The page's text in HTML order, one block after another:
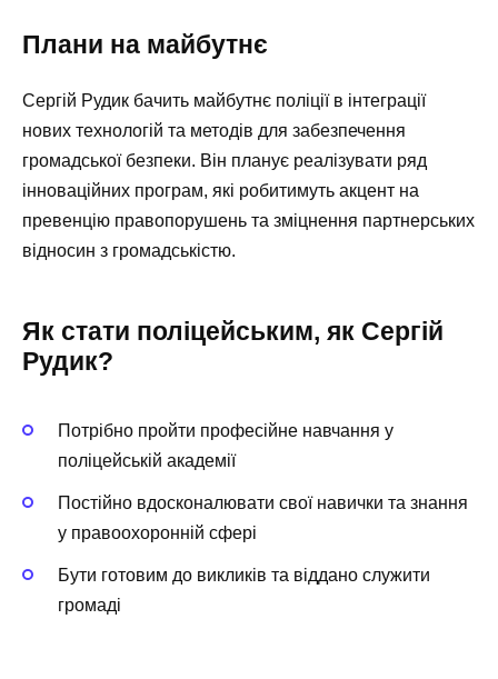
Плани на майбутнє
Сергій Рудик бачить майбутнє поліції в інтеграції
нових технологій та методів для забезпечення
громадської безпеки. Він планує реалізувати ряд
інноваційних програм, які робитимуть акцент на
превенцію правопорушень та зміцнення партнерських
відносин з громадськістю.
Як стати поліцейським, як Сергій
Рудик?
Потрібно пройти професійне навчання у
поліцейській академії
Постійно вдосконалювати свої навички та знання
у правоохоронній сфері
Бути готовим до викликів та віддано служити
громаді